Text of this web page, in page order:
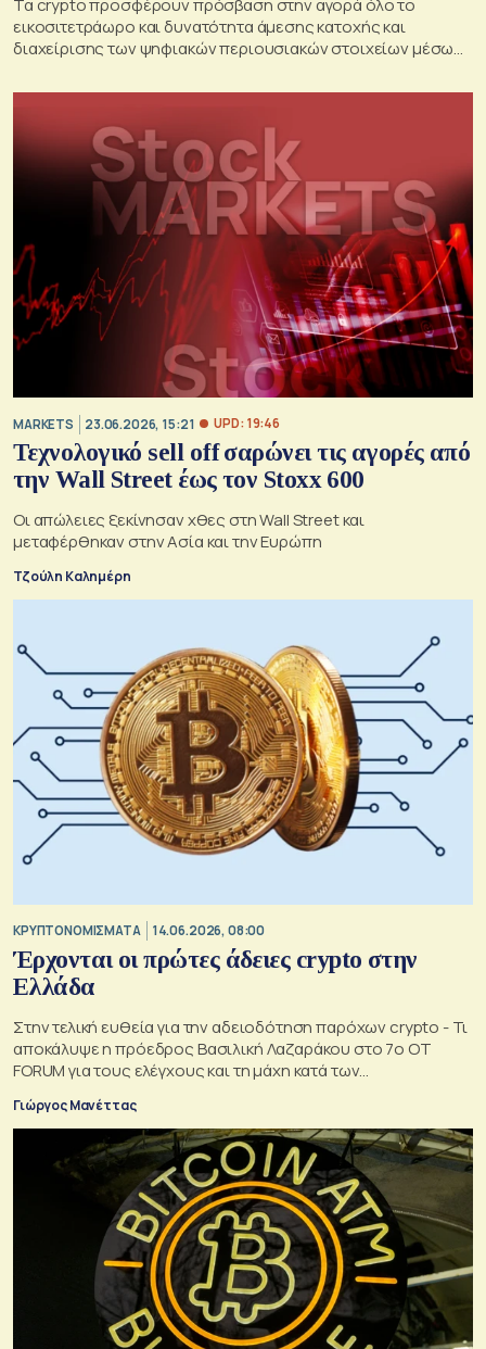
Τα crypto προσφέρουν πρόσβαση στην αγορά όλο το
εικοσιτετράωρο και δυνατότητα άμεσης κατοχής και
διαχείρισης των ψηφιακών περιουσιακών στοιχείων μέσω
MARKETS 23.06.2026, 15:21 UPD: 19:46
Τεχνολογικό sell off σαρώνει τις αγορές από
την Wall Street έως τον Stoxx 600
Οι απώλειες ξεκίνησαν χθες στη Wall Street και
μεταφέρθηκαν στην Ασία και την Ευρώπη
Τζούλη Καλημέρη
KΡΥΠΤΟΝΟΜΙΣΜΑΤΑ 14.06.2026, 08:00
Έρχονται οι πρώτες άδειες crypto στην
Ελλάδα
Στην τελική ευθεία για την αδειοδότηση παρόχων crypto - Τι
αποκάλυψε η πρόεδρος Βασιλική Λαζαράκου στο 7ο OT
FORUM για τους ελέγχους και τη μάχη κατά των
Γιώργος Μανέττας